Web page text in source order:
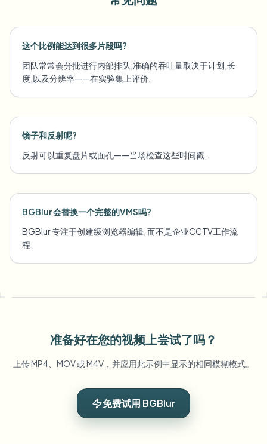
这个比例能达到很多片段吗?
团队常常会分批进行内部排队;准确的吞吐量取决于计划,长
度,以及分辨率——在实验集上评价.
镜子和反射呢?
反射可以重复盘片或面孔——当场检查这些时间戳.
BGBlur 会替换一个完整的VMS吗?
BGBlur 专注于创建级浏览器编辑, 而不是企业CCTV工作流
程.
准备好在您的视频上尝试了吗？
上传 MP4、MOV 或 M4V，并应用此示例中显示的相同模糊模式。
免费试用 BGBlur